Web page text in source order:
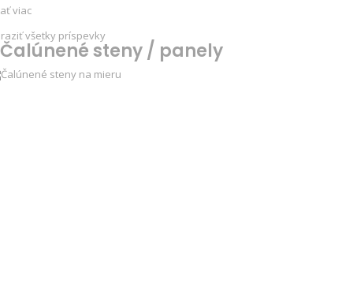
viac
všetky príspevky
Čalúnené steny / panely